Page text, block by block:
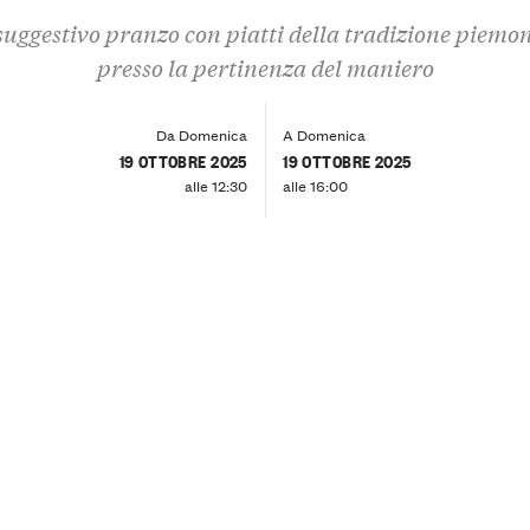
pranzo con piatti della tradizione
presso la pertinenza del maniero
Da Domenica
19 OTTOBRE 2025
alle 12:30
A Domenica
19 OTTOBRE 2025
alle 16:00